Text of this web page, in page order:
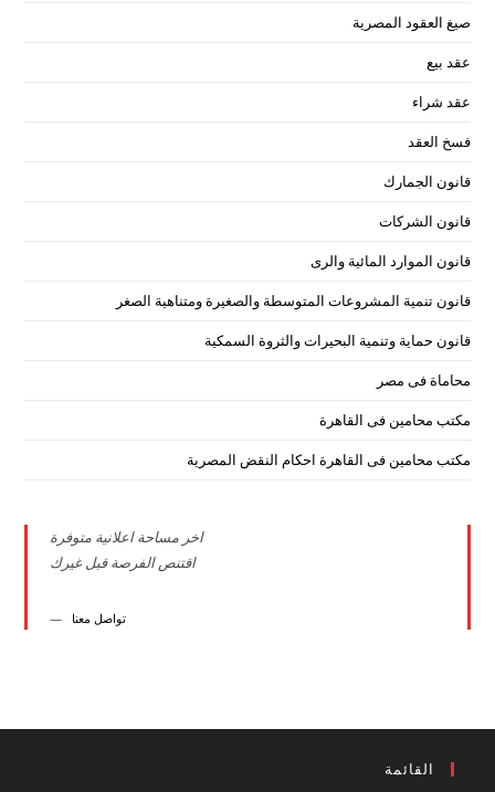
صيغ العقود المصرية
عقد بيع
عقد شراء
فسخ العقد
قانون الجمارك
قانون الشركات
قانون الموارد المائية والرى
قانون تنمية المشروعات المتوسطة والصغيرة ومتناهية الصغر
قانون حماية وتنمية البحيرات والثروة السمكية
محاماة فى مصر
مكتب محامين فى القاهرة
مكتب محامين فى القاهرة احكام النقض المصرية
اخر مساحة اعلانية متوفرة
اقتنص الفرصة قبل غيرك
تواصل معنا
القائمة